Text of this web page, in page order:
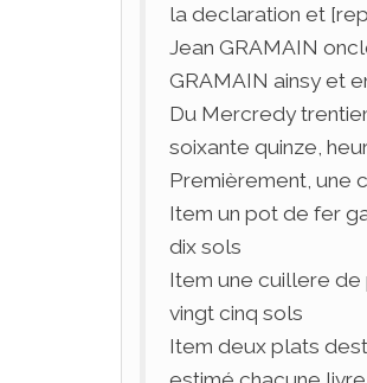
la declaration et
Jean GRAMAIN
GRAMAIN ainsy et
Du Mercredy
soixante quinze,
Premièrement, une
Item un pot de fer
dix sols
Item une cuillere
vingt cinq sols
Item deux plats